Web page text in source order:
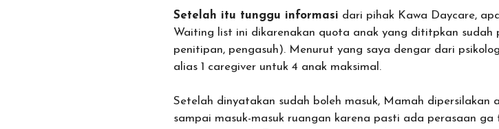
Setelah itu tunggu informasi dari pihak Kawa Daycare,
Waiting list ini dikarenakan quota anak yang dititpkan sudah
penitipan, pengasuh). Menurut yang saya dengar dari
alias 1 caregiver untuk 4 anak maksimal.
Setelah dinyatakan sudah boleh masuk, Mamah dipersilakan
sampai masuk-masuk ruangan karena pasti ada perasaan